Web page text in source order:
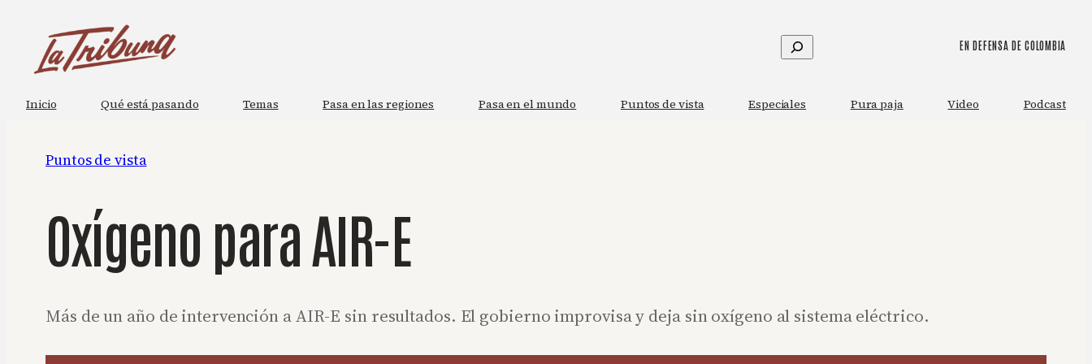
contenido
Buscar EN DEFENSA DE COLOMBIA
Inicio Qué está pasando Temas Pasa en las regiones Pasa en el mundo Puntos de vista Especiales Pura paja Video Podcast
Puntos de vista
Oxígeno para AIR-E
Más de un año de intervención a AIR-E sin resultados. El gobierno improvisa y deja sin oxígeno al sistema eléctrico.